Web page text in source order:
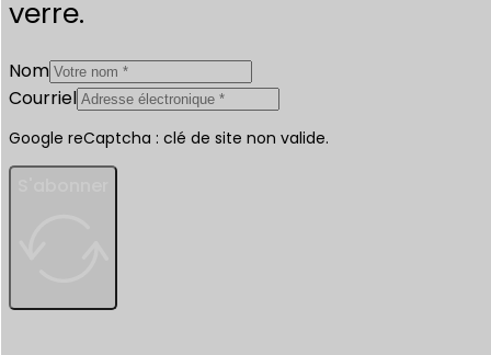
verre.
Nom
Courriel
Google reCaptcha : clé de site non valide.